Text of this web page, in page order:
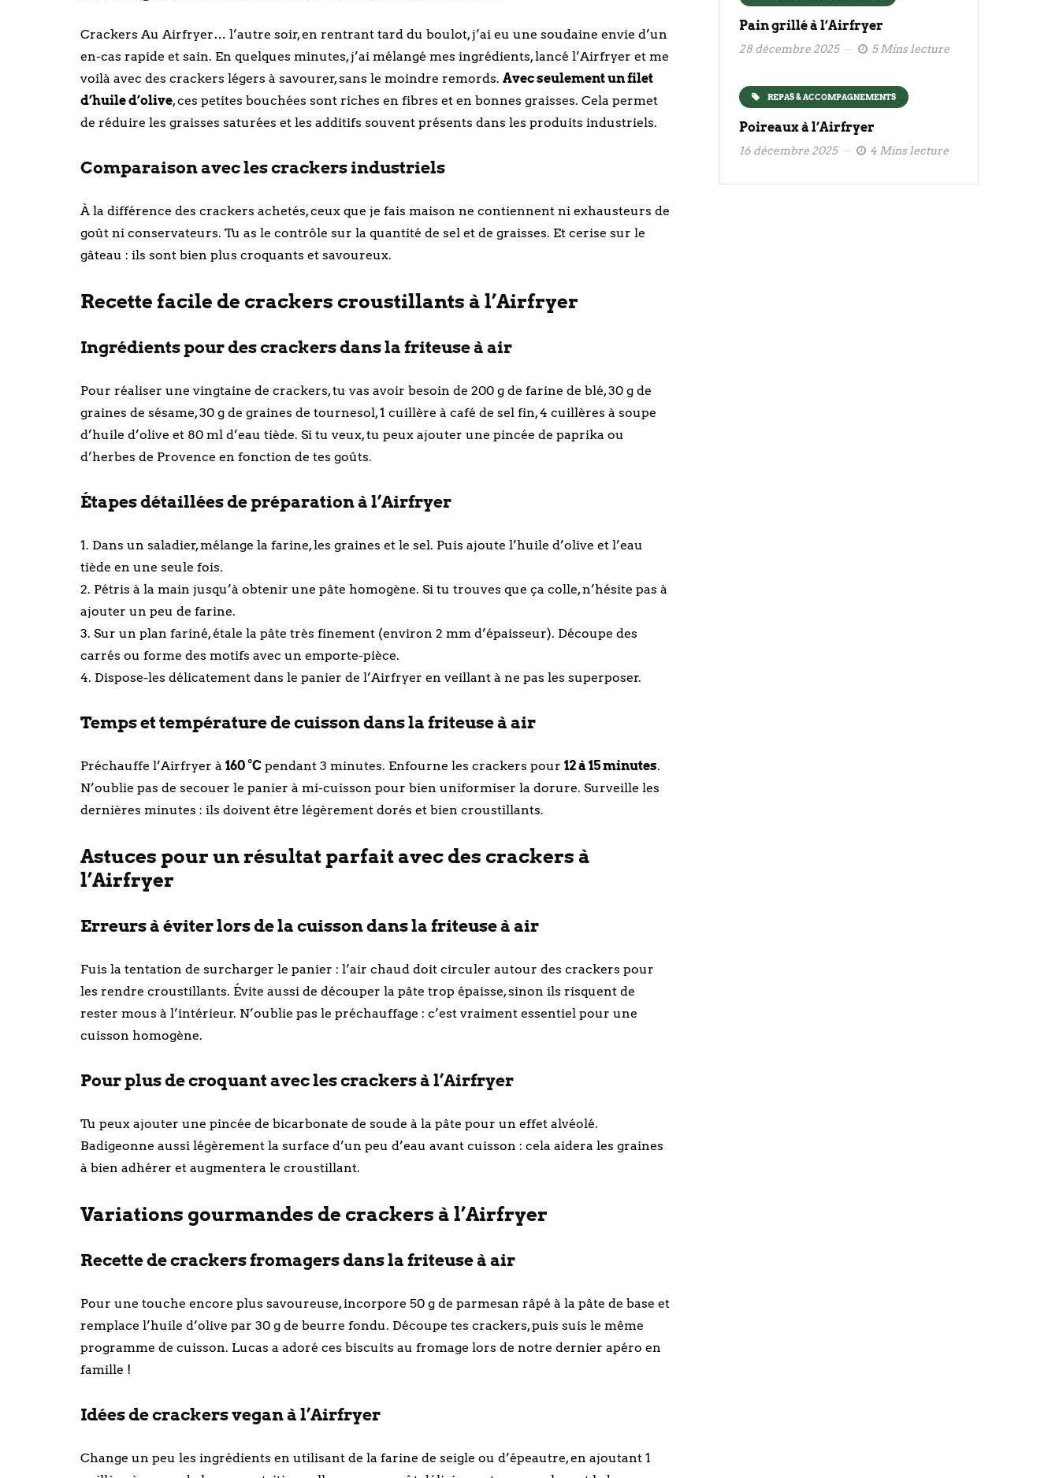
Crackers Au Airfryer… l’autre soir, en rentrant tard du boulot, j’ai eu une soudaine envie d’un
en-cas rapide et sain. En quelques minutes, j’ai mélangé mes ingrédients, lancé l’Airfryer et me
voilà avec des crackers légers à savourer, sans le moindre remords. Avec seulement un filet
d’huile d’olive, ces petites bouchées sont riches en fibres et en bonnes graisses. Cela permet
de réduire les graisses saturées et les additifs souvent présents dans les produits industriels.
Comparaison avec les crackers industriels
À la différence des crackers achetés, ceux que je fais maison ne contiennent ni exhausteurs de
goût ni conservateurs. Tu as le contrôle sur la quantité de sel et de graisses. Et cerise sur le
gâteau : ils sont bien plus croquants et savoureux.
Recette facile de crackers croustillants à l’Airfryer
Ingrédients pour des crackers dans la friteuse à air
Pour réaliser une vingtaine de crackers, tu vas avoir besoin de 200 g de farine de blé, 30 g de
graines de sésame, 30 g de graines de tournesol, 1 cuillère à café de sel fin, 4 cuillères à soupe
d’huile d’olive et 80 ml d’eau tiède. Si tu veux, tu peux ajouter une pincée de paprika ou
d’herbes de Provence en fonction de tes goûts.
Étapes détaillées de préparation à l’Airfryer
1. Dans un saladier, mélange la farine, les graines et le sel. Puis ajoute l’huile d’olive et l’eau
tiède en une seule fois.
2. Pétris à la main jusqu’à obtenir une pâte homogène. Si tu trouves que ça colle, n’hésite pas à
ajouter un peu de farine.
3. Sur un plan fariné, étale la pâte très finement (environ 2 mm d’épaisseur). Découpe des
carrés ou forme des motifs avec un emporte-pièce.
4. Dispose-les délicatement dans le panier de l’Airfryer en veillant à ne pas les superposer.
Temps et température de cuisson dans la friteuse à air
Préchauffe l’Airfryer à 160 °C pendant 3 minutes. Enfourne les crackers pour 12 à 15 minutes.
N’oublie pas de secouer le panier à mi-cuisson pour bien uniformiser la dorure. Surveille les
dernières minutes : ils doivent être légèrement dorés et bien croustillants.
Astuces pour un résultat parfait avec des crackers à
l’Airfryer
Erreurs à éviter lors de la cuisson dans la friteuse à air
Fuis la tentation de surcharger le panier : l’air chaud doit circuler autour des crackers pour
les rendre croustillants. Évite aussi de découper la pâte trop épaisse, sinon ils risquent de
rester mous à l’intérieur. N’oublie pas le préchauffage : c’est vraiment essentiel pour une
cuisson homogène.
Pour plus de croquant avec les crackers à l’Airfryer
Tu peux ajouter une pincée de bicarbonate de soude à la pâte pour un effet alvéolé.
Badigeonne aussi légèrement la surface d’un peu d’eau avant cuisson : cela aidera les graines
à bien adhérer et augmentera le croustillant.
Variations gourmandes de crackers à l’Airfryer
Recette de crackers fromagers dans la friteuse à air
Pour une touche encore plus savoureuse, incorpore 50 g de parmesan râpé à la pâte de base et
remplace l’huile d’olive par 30 g de beurre fondu. Découpe tes crackers, puis suis le même
programme de cuisson. Lucas a adoré ces biscuits au fromage lors de notre dernier apéro en
famille !
Idées de crackers vegan à l’Airfryer
Change un peu les ingrédients en utilisant de la farine de seigle ou d’épeautre, en ajoutant 1
Pain grillé à l’Airfryer
28 décembre 2025 5 Mins lecture
REPAS & ACCOMPAGNEMENTS
Poireaux à l’Airfryer
16 décembre 2025 4 Mins lecture